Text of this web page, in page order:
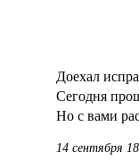
Доехал
Сегодня
Но с вами
14 сентября